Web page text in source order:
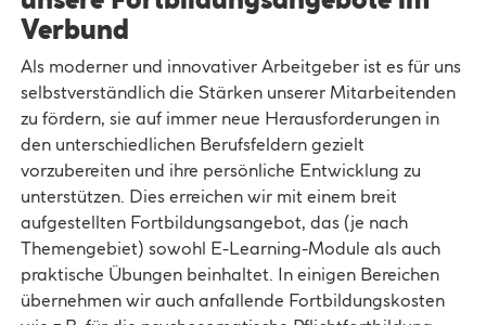
Verbund
Als moderner und innovativer Arbeitgeber ist es für uns
selbstverständlich die Stärken unserer Mitarbeitenden
zu fördern, sie auf immer neue Herausforderungen in
den unterschiedlichen Berufsfeldern gezielt
vorzubereiten und ihre persönliche Entwicklung zu
unterstützen. Dies erreichen wir mit einem breit
aufgestellten Fortbildungsangebot, das (je nach
Themengebiet) sowohl E-Learning-Module als auch
praktische Übungen beinhaltet. In einigen Bereichen
übernehmen wir auch anfallende Fortbildungskosten